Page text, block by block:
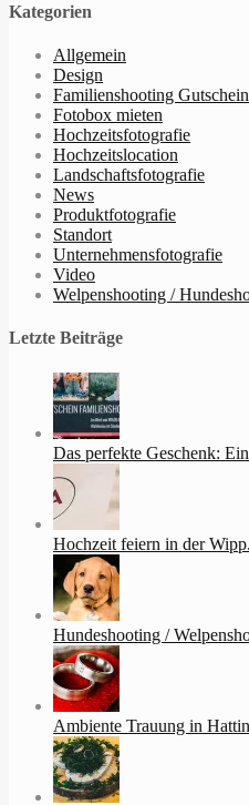
Kategorien
Allgemein
Design
Familienshooting Gutschein
Fotobox mieten
Hochzeitsfotografie
Hochzeitslocation
Landschaftsfotografie
News
Produktfotografie
Standort
Unternehmensfotografie
Video
Welpenshooting /
Letzte Beiträge
Das perfekte Geschenk:
Hochzeit feiern in der
Hundeshooting /
Ambiente Trauung in